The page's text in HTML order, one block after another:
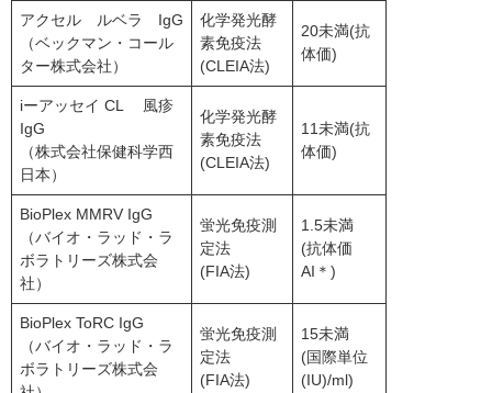
アクセル ルベラ IgG
（ベックマン・コール
ター株式会社）
化学発光酵
素免疫法
(CLEIA法)
20未満(抗
体価)
iーアッセイ CL 風疹
IgG
（株式会社保健科学西
日本）
化学発光酵
素免疫法
(CLEIA法)
11未満(抗
体価)
BioPlex MMRV IgG
（バイオ・ラッド・ラ
ボラトリーズ株式会
社）
蛍光免疫測
定法
(FIA法)
1.5未満
(抗体価
AI＊)
BioPlex ToRC IgG
（バイオ・ラッド・ラ
ボラトリーズ株式会
蛍光免疫測
定法
(FIA法)
15未満
(国際単位
(IU)/ml)